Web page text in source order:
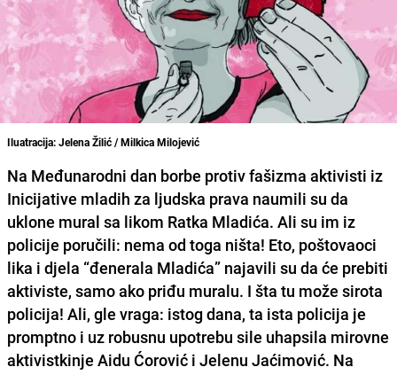
Iluatracija: Jelena Žilić / Milkica Milojević
Na Međunarodni dan borbe protiv fašizma aktivisti iz
Inicijative mladih za ljudska prava naumili su da
uklone mural sa likom Ratka Mladića. Ali su im iz
policije poručili: nema od toga ništa! Eto, poštovaoci
lika i djela “đenerala Mladića” najavili su da će prebiti
aktiviste, samo ako priđu muralu. I šta tu može sirota
policija! Ali, gle vraga: istog dana, ta ista policija je
promptno i uz robusnu upotrebu sile uhapsila mirovne
aktivistkinje Aidu Ćorović i Jelenu Jaćimović. Na